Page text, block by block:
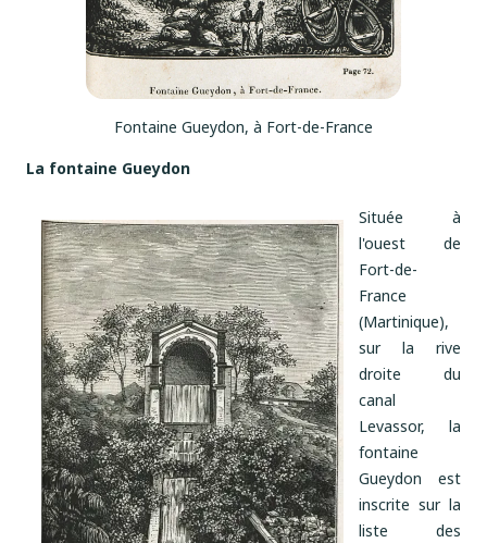
Fontaine Gueydon, à Fort-de-France
La fontaine Gueydon
Située à
l'ouest de
Fort-de-
France
(Martinique),
sur la rive
droite du
canal
Levassor, la
fontaine
Gueydon est
inscrite sur la
liste des